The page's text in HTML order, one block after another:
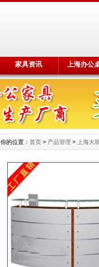
家具资讯 上海办公
你的位置： 首页 > 产品管理 > 上海大